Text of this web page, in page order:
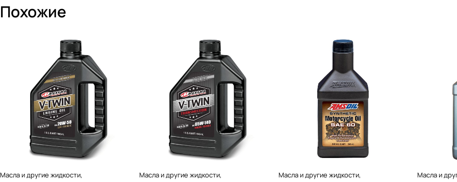
Похожие
Масла и другие жидкости,
Масла и другие жидкости,
Масла и другие жидкости,
Масла и